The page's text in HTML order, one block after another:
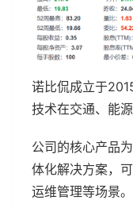
诺比侃成立于
技术在交通、能
公司的核心产品
体化解决方案，
运维管理等场景。